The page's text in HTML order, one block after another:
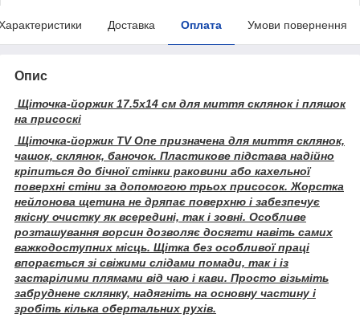
Доставка Оплата Умови повернення
Опис
Щіточка-йоржик 17.5х14 см для миття склянок і пляшок
на присоскі
Щіточка-йоржик TV One призначена для миття склянок,
чашок, склянок, баночок. Пластикове підстава надійно
кріпиться до бічної стінки раковини або кахельної
поверхні стіни за допомогою трьох присосок. Жорстка
нейлонова щетина не дряпає поверхню і забезпечує
якісну очистку як всередині, так і зовні. Особливе
розташування ворсин дозволяє досягти навіть самих
важкодоступних місць. Щітка без особливої праці
впорається зі свіжими слідами помади, так і із
застарілими плямами від чаю і кави. Просто візьміть
забруднене склянку, надягніть на основну частину і
зробіть кілька обертальних рухів.